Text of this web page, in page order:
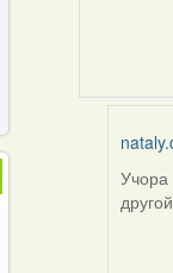
In
reply
Учора